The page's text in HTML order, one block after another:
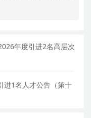
年度引进2名高层次
进1名人才公告（第十